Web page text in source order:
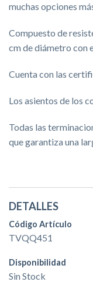
muchas opciones
Compuesto de
cm de diámetro con
Cuenta con las
Los asientos de los
Todas las
que garantiza una
DETALLES
Código Artículo
TVQQ451
Disponibilidad
Sin Stock